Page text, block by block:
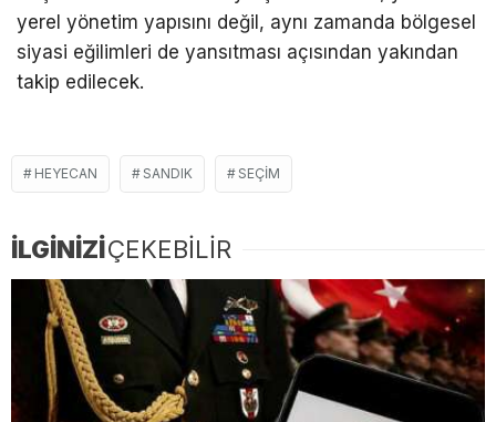
yerel yönetim yapısını değil, aynı zamanda bölgesel
siyasi eğilimleri de yansıtması açısından yakından
takip edilecek.
HEYECAN SANDIK SEÇIM
İLGİNİZİÇEKEBİLİR